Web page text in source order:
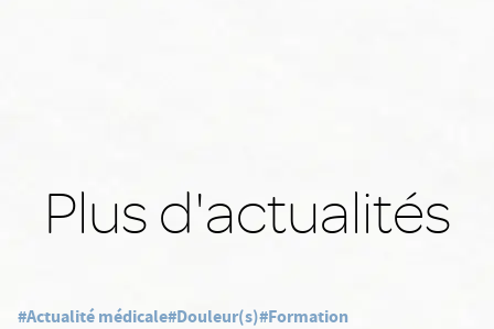
Plus d'actualités
#Actualité médicale#Douleur(s)#Formation